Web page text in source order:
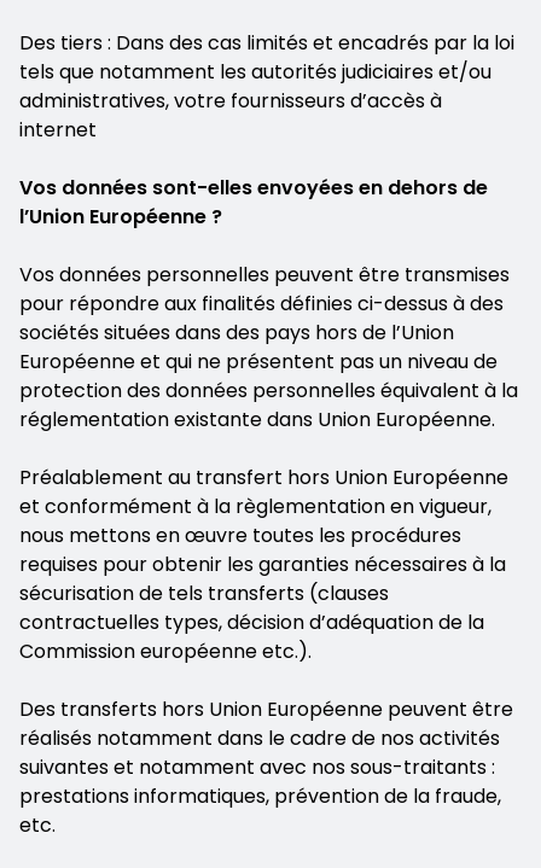
Des tiers : Dans des cas limités et encadrés par la loi
tels que notamment les autorités judiciaires et/ou
administratives, votre fournisseurs d’accès à
internet
Vos données sont-elles envoyées en dehors de
l’Union Européenne ?
Vos données personnelles peuvent être transmises
pour répondre aux finalités définies ci-dessus à des
sociétés situées dans des pays hors de l’Union
Européenne et qui ne présentent pas un niveau de
protection des données personnelles équivalent à la
réglementation existante dans Union Européenne.
Préalablement au transfert hors Union Européenne
et conformément à la règlementation en vigueur,
nous mettons en œuvre toutes les procédures
requises pour obtenir les garanties nécessaires à la
sécurisation de tels transferts (clauses
contractuelles types, décision d’adéquation de la
Commission européenne etc.).
Des transferts hors Union Européenne peuvent être
réalisés notamment dans le cadre de nos activités
suivantes et notamment avec nos sous-traitants :
prestations informatiques, prévention de la fraude,
etc.